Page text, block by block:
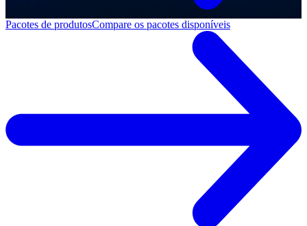
Pacotes de produtosCompare os pacotes disponíveis